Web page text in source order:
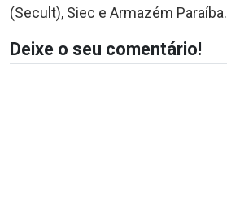
(Secult), Siec e Armazém Paraíba.
Deixe o seu comentário!